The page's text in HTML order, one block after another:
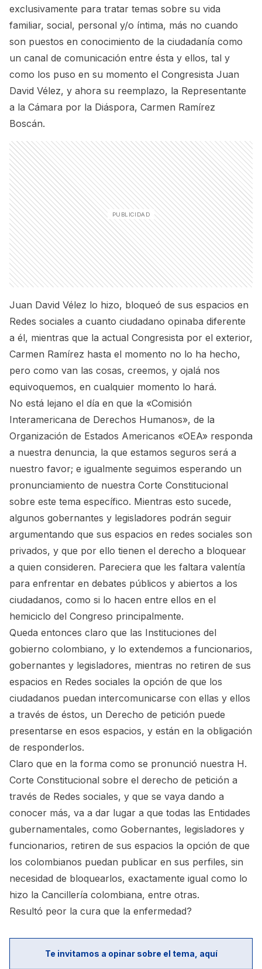
exclusivamente para tratar temas sobre su vida
familiar, social, personal y/o íntima, más no cuando
son puestos en conocimiento de la ciudadanía como
un canal de comunicación entre ésta y ellos, tal y
como los puso en su momento el Congresista Juan
David Vélez, y ahora su reemplazo, la Representante
a la Cámara por la Diáspora, Carmen Ramírez
Boscán.
Juan David Vélez lo hizo, bloqueó de sus espacios en
Redes sociales a cuanto ciudadano opinaba diferente
a él, mientras que la actual Congresista por el exterior,
Carmen Ramírez hasta el momento no lo ha hecho,
pero como van las cosas, creemos, y ojalá nos
equivoquemos, en cualquier momento lo hará.
No está lejano el día en que la «Comisión
Interamericana de Derechos Humanos», de la
Organización de Estados Americanos «OEA» responda
a nuestra denuncia, la que estamos seguros será a
nuestro favor; e igualmente seguimos esperando un
pronunciamiento de nuestra Corte Constitucional
sobre este tema específico. Mientras esto sucede,
algunos gobernantes y legisladores podrán seguir
argumentando que sus espacios en redes sociales son
privados, y que por ello tienen el derecho a bloquear
a quien consideren. Pareciera que les faltara valentía
para enfrentar en debates públicos y abiertos a los
ciudadanos, como si lo hacen entre ellos en el
hemiciclo del Congreso principalmente.
Queda entonces claro que las Instituciones del
gobierno colombiano, y lo extendemos a funcionarios,
gobernantes y legisladores, mientras no retiren de sus
espacios en Redes sociales la opción de que los
ciudadanos puedan intercomunicarse con ellas y ellos
a través de éstos, un Derecho de petición puede
presentarse en esos espacios, y están en la obligación
de responderlos.
Claro que en la forma como se pronunció nuestra H.
Corte Constitucional sobre el derecho de petición a
través de Redes sociales, y que se vaya dando a
conocer más, va a dar lugar a que todas las Entidades
gubernamentales, como Gobernantes, legisladores y
funcionarios, retiren de sus espacios la opción de que
los colombianos puedan publicar en sus perfiles, sin
necesidad de bloquearlos, exactamente igual como lo
hizo la Cancillería colombiana, entre otras.
Resultó peor la cura que la enfermedad?
Te invitamos a opinar sobre el tema, aquí